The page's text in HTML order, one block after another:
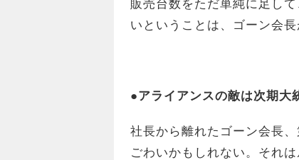
販売台数をただ単純に足し
いということは、ゴーン会長
●アライアンスの敵は次期大
社長から離れたゴーン会長
ごわいかもしれない。それ